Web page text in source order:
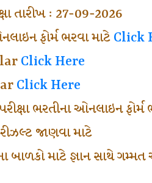
તારીખ : 27-09-2026
ફોર્મ ભરવા માટે Click
Click Here
Click Here
ભરતીના ઓનલાઇન ફોર્મ
રીઝલ્ટ જાણવા માટે
બાળકો માટે જ્ઞાન સાથે